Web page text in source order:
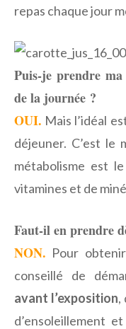
repas chaque jour
Puis-je prendre
de la journée ?
OUI. Mais l’idéal
déjeuner. C’est le
métabolisme est
vitamines et de
Faut-il en prendre
NON. Pour
conseillé de
avant l’exposition,
d’ensoleillement